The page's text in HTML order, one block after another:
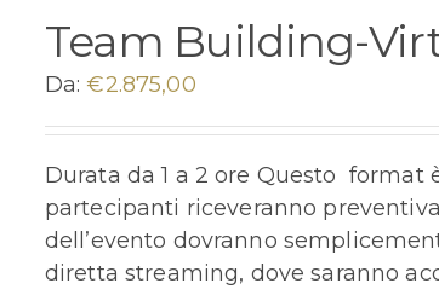
Team Building-
Da: €2.875,00
Durata da 1 a 2 ore Questo format
partecipanti riceveranno
dell’evento dovranno
diretta streaming, dove saranno